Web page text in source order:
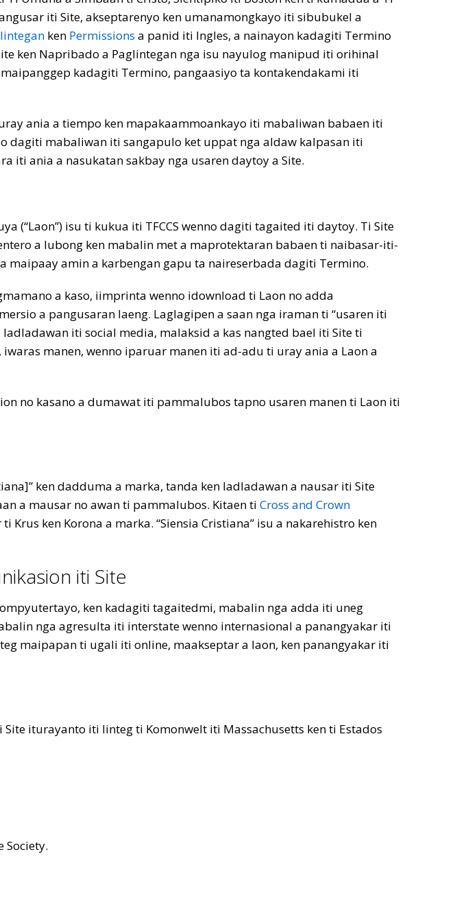
iti Site, akseptarenyo ken umanamongkayo iti sibubukel a
ken Permissions a panid iti Ingles, a nainayon kadagiti Termino
ken Napribado a Paglintegan nga isu nayulog manipud iti orihinal
kadagiti Termino, pangaasiyo ta kontakendakami iti
ania a tiempo ken mapakaammoankayo iti mabaliwan babaen iti
dagiti mabaliwan iti sangapulo ket uppat nga aldaw kalpasan iti
iti ania a nasukatan sakbay nga usaren daytoy a Site.
(“Laon”) isu ti kukua iti TFCCS wenno dagiti tagaited iti daytoy. Ti Site
a lubong ken mabalin met a maprotektaran babaen ti naibasar-iti-
maipaay amin a karbengan gapu ta naireserbada dagiti Termino.
a kaso, iimprinta wenno idownload ti Laon no adda
a pangusaran laeng. Laglagipen a saan nga iraman ti “usaren iti
iti social media, malaksid a kas nangted bael iti Site ti
manen, wenno iparuar manen iti ad-adu ti uray ania a Laon a
no kasano a dumawat iti pammalubos tapno usaren manen ti Laon iti
ken dadduma a marka, tanda ken ladladawan a nausar iti Site
a mausar no awan ti pammalubos. Kitaen ti Cross and Crown
ken Korona a marka. “Siensia Cristiana” isu a nakarehistro ken
iti Site
ken kadagiti tagaitedmi, mabalin nga adda iti uneg
nga agresulta iti interstate wenno internasional a panangyakar iti
maipapan ti ugali iti online, maakseptar a laon, ken panangyakar iti
iturayanto iti linteg ti Komonwelt iti Massachusetts ken ti Estados